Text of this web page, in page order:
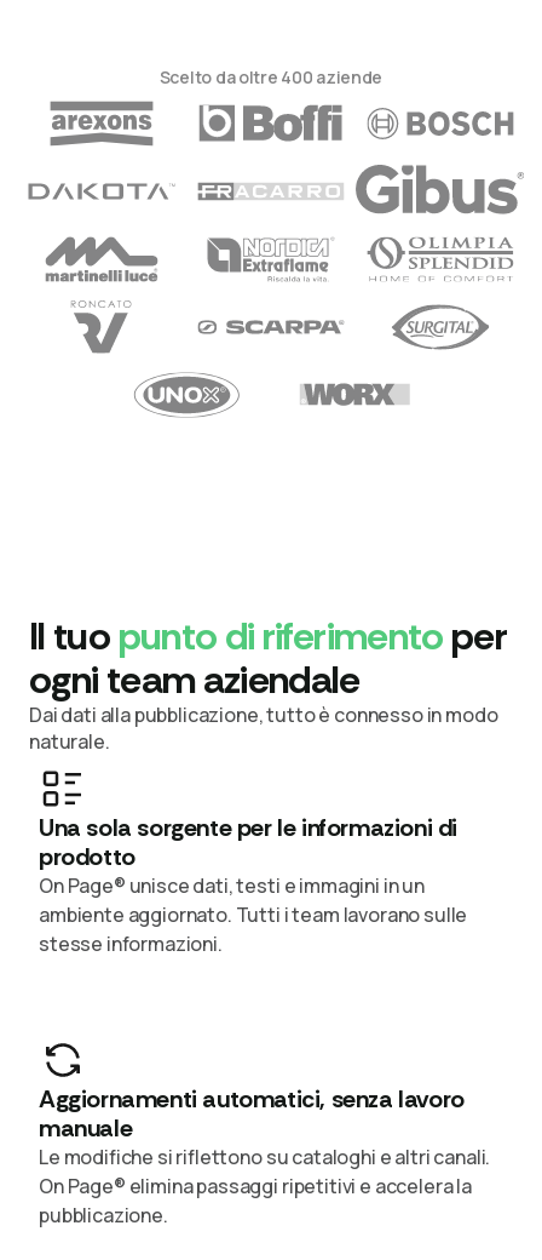
Scelto da oltre 400 aziende
Il tuopunto di riferimentoper
ogni team aziendale
Dai dati alla pubblicazione, tutto è connesso in modo
naturale.
Una sola sorgente per le informazioni di
prodotto
On Page® unisce dati, testi e immagini in un
ambiente aggiornato. Tutti i team lavorano sulle
stesse informazioni.
Aggiornamenti automatici, senza lavoro
manuale
Le modifiche si riflettono su cataloghi e altri canali.
On Page® elimina passaggi ripetitivi e accelera la
pubblicazione.